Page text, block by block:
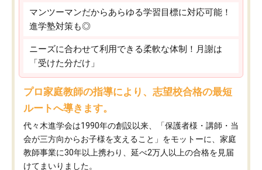
マンツーマンだからあらゆる学習目標に対応可能！
進学塾対策も◎
ニーズに合わせて利用できる柔軟な体制！月謝は
「受けた分だけ」
プロ家庭教師の指導により、志望校合格の最短
ルートへ導きます。
代々木進学会は1990年の創設以来、「保護者様・講師・当
会が三方向からお子様を支えること」をモットーに、家庭
教師事業に30年以上携わり、延べ2万人以上の合格を見届
けてまいりました。